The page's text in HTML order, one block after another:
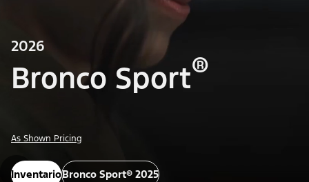
2026
Bronco Sport®
As Shown Pricing
InventarioBronco Sport® 2025